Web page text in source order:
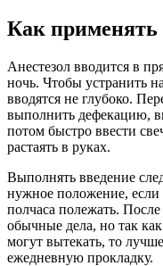
Как применять
Анестезол вводится в
ночь. Чтобы устранить
вводятся не глубоко.
выполнить дефекацию,
потом быстро ввести
растаять в руках.
Выполнять введение
нужное положение, если
полчаса полежать.
обычные дела, но так
могут вытекать, то
ежедневную прокладку.